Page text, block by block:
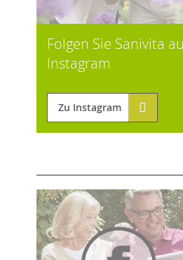
Folgen Sie Sanivita
Instagram
Zu Instagram